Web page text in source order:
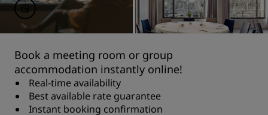
Book a meeting room or group
accommodation instantly online!
Real-time availability
Best available rate guarantee
Instant booking confirmation